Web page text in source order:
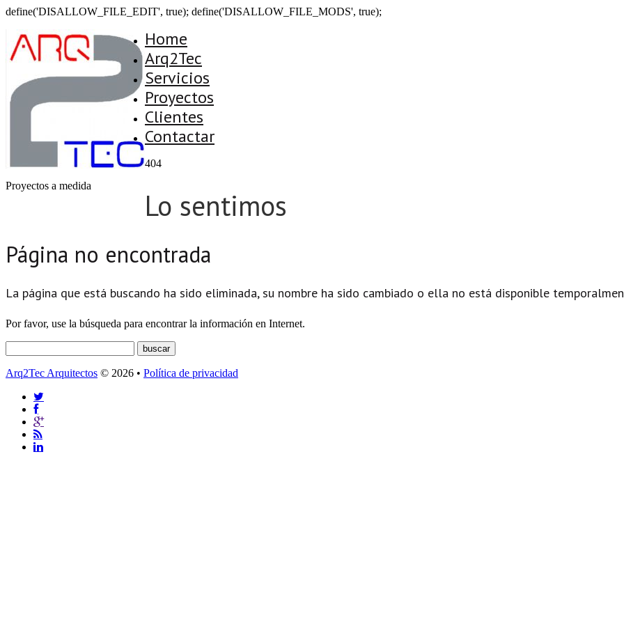
define('DISALLOW_FILE_EDIT', true); define('DISALLOW_FILE_MODS', true);
Proyectos a medida
Home
Arq2Tec
Servicios
Proyectos
Clientes
Contactar
404
Lo sentimos
Página no encontrada
La página que está buscando ha sido eliminada, su nombre ha sido cambiado o ella no está disponible
Por favor, use la búsqueda para encontrar la información en Internet.
Arq2Tec Arquitectos © 2026 • Política de privacidad